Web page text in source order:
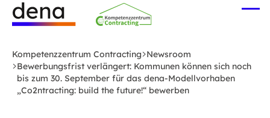
Zum
Hauptinhalt
Deutsche
Energie-
Agentur
(dena)
Kompetenzzentrum Contracting Newsroom
Bewerbungsfrist verlängert: Kommunen können sich noch
bis zum 30. September für das dena-Modellvorhaben
„Co2ntracting: build the future!“ bewerben